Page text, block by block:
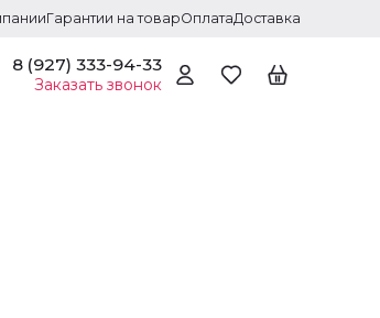
Гарантии на товарОплатаДоставка
8 (927) 333-94-33
Заказать звонок